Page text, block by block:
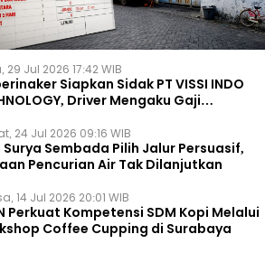
29 Jul 2026 17:42 WIB
Siapkan Sidak PT VISSI INDO
Driver Mengaku Gaji
24 Jul 2026 09:16 WIB
Surya Sembada Pilih Jalur Persuasif,
Pencurian Air Tak Dilanjutkan
14 Jul 2026 20:01 WIB
Perkuat Kompetensi SDM Kopi Melalui
Coffee Cupping di Surabaya